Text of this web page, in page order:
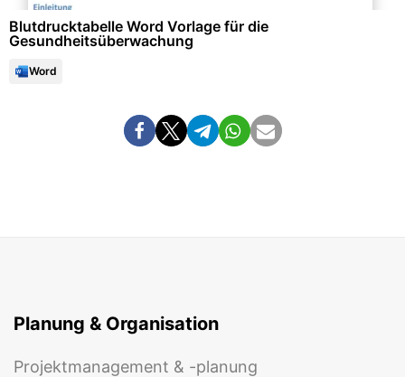
Blutdrucktabelle Word Vorlage für die
Gesundheitsüberwachung
Word
Planung & Organisation
Projektmanagement & -planung